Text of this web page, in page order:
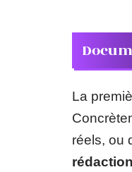
La
réels, ou